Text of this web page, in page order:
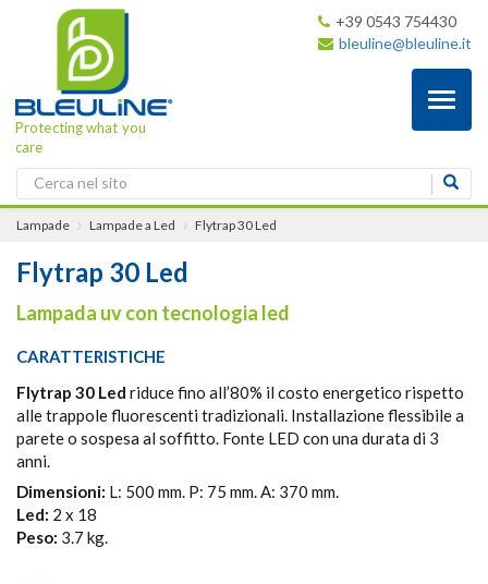
Protecting what you
care
+39 0543 754430
bleuline@bleuline.it
Lampade Lampade a Led Flytrap 30 Led
Flytrap 30 Led
Lampada uv con tecnologia led
CARATTERISTICHE
Flytrap 30 Led riduce fino all’80% il costo energetico rispetto
alle trappole fluorescenti tradizionali. Installazione flessibile a
parete o sospesa al soffitto. Fonte LED con una durata di 3
anni.
Dimensioni: L: 500 mm. P: 75 mm. A: 370 mm.
Led: 2 x 18
Peso: 3.7 kg.